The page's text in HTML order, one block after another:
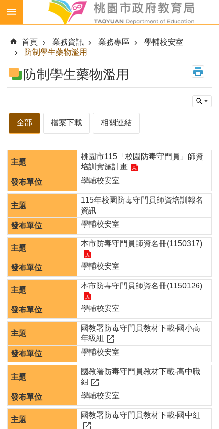
跳到主要內容區塊
生
乳
免
養
午
各
級
學
校
幼
兒
園
所
習
資
源
進
階
搜
尋
組
織
介
紹
首頁 業務資訊 業務專區
學輔校安室
防制學生藥物濫用
防制學生藥物濫用
全部 檔案下載 相關連結
桃園市115「校園防毒守門員」師資
培訓實施計畫
學輔校安室
115年校園防毒守門員師資培訓報名
資訊
學輔校安室
本市防毒守門員師資名冊(1150317)
學輔校安室
本市防毒守門員師資名冊(1150126)
學輔校安室
國教署防毒守門員教材下載-國小高
年級組
學輔校安室
國教署防毒守門員教材下載-高中職
組
學輔校安室
國教署防毒守門員教材下載-國中組